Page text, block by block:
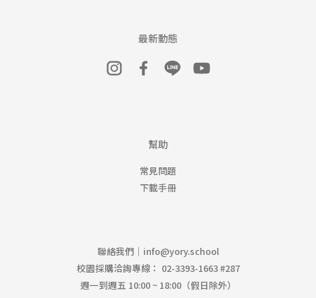
最新動態
幫助
常見問題
下載手冊
聯絡我們｜ info@yory.school
校園採購洽詢專線： 02-3393-1663 #287
週一到週五 10:00 ~ 18:00（假日除外）